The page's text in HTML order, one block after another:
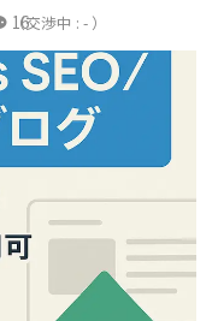
16
（交渉中 : - ）